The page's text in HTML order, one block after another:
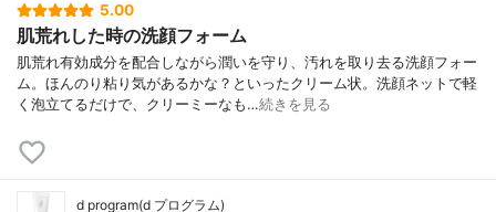
5.00
肌荒れした時の洗顔フォーム
肌荒れ有効成分を配合しながら潤いを守り、汚れを取り去る洗顔フォー
ム。ほんのり粘り気があるかな？といったクリーム状。洗顔ネットで軽
く泡立てるだけで、クリーミーなも…続きを見る
d program(d プログラム)